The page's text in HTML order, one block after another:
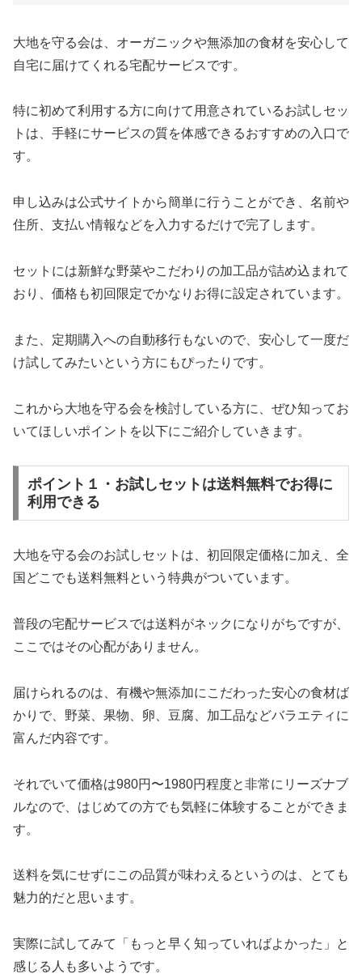
大地を守る会は、オーガニックや無添加の食材を安心して
自宅に届けてくれる宅配サービスです。
特に初めて利用する方に向けて用意されているお試しセッ
トは、手軽にサービスの質を体感できるおすすめの入口で
す。
申し込みは公式サイトから簡単に行うことができ、名前や
住所、支払い情報などを入力するだけで完了します。
セットには新鮮な野菜やこだわりの加工品が詰め込まれて
おり、価格も初回限定でかなりお得に設定されています。
また、定期購入への自動移行もないので、安心して一度だ
け試してみたいという方にもぴったりです。
これから大地を守る会を検討している方に、ぜひ知ってお
いてほしいポイントを以下にご紹介していきます。
ポイント１・お試しセットは送料無料でお得に
利用できる
大地を守る会のお試しセットは、初回限定価格に加え、全
国どこでも送料無料という特典がついています。
普段の宅配サービスでは送料がネックになりがちですが、
ここではその心配がありません。
届けられるのは、有機や無添加にこだわった安心の食材ば
かりで、野菜、果物、卵、豆腐、加工品などバラエティに
富んだ内容です。
それでいて価格は980円〜1980円程度と非常にリーズナブ
ルなので、はじめての方でも気軽に体験することができま
す。
送料を気にせずにこの品質が味わえるというのは、とても
魅力的だと思います。
実際に試してみて「もっと早く知っていればよかった」と
感じる人も多いようです。